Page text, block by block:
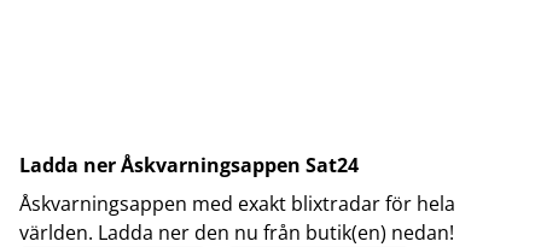
Ladda ner Åskvarningsappen Sat24
Åskvarningsappen med exakt blixtradar för hela
världen. Ladda ner den nu från butik(en) nedan!